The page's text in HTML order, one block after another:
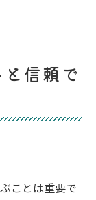
信頼で
ことは重要で